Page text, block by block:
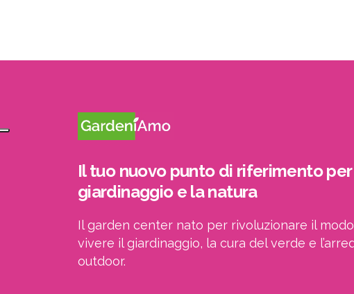
Il tuo nuovo punto di riferimento per
giardinaggio e la natura
Il garden center nato per rivoluzionare il
vivere il giardinaggio, la cura del verde e
outdoor.